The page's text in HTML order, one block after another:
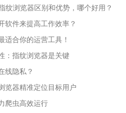
纹浏览器区别和优势，哪个好用？
软件来提高工作效率？
适合你的运营工具！
：指纹浏览器是关键
线隐私？
览器精准定位目标用户
爬虫高效运行